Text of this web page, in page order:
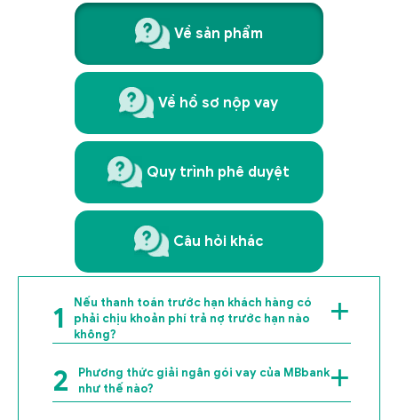
Về sản phẩm
Về hồ sơ nộp vay
Quy trình phê duyệt
Câu hỏi khác
1
Nếu thanh toán trước hạn khách hàng có
phải chịu khoản phí trả nợ trước hạn nào
không?
2
Phương thức giải ngân gói vay của MBbank
như thế nào?